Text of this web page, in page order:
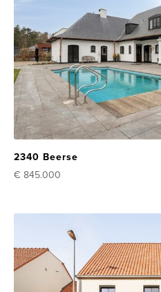
2340 Beerse
€ 845.000